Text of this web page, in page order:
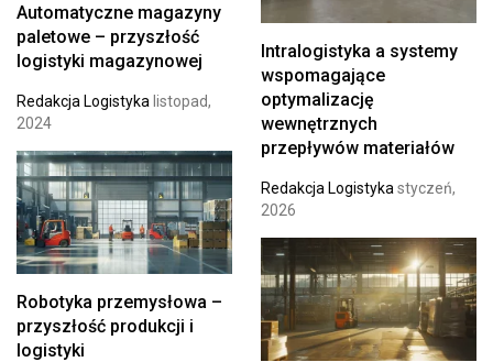
Automatyczne magazyny
paletowe – przyszłość
logistyki magazynowej
Redakcja Logistyka listopad,
2024
Intralogistyka a systemy
wspomagające
optymalizację
wewnętrznych
przepływów materiałów
Redakcja Logistyka styczeń,
2026
Robotyka przemysłowa –
przyszłość produkcji i
logistyki